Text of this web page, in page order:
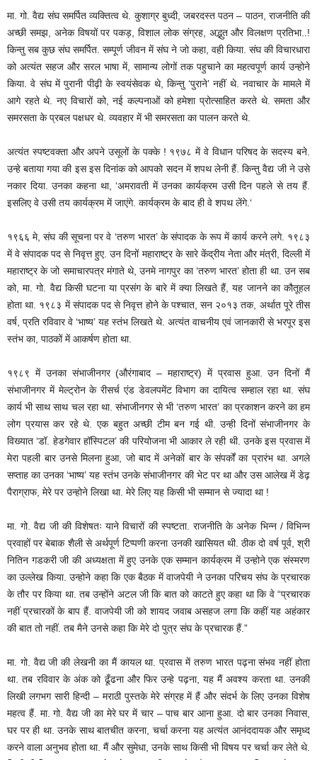
मा. गो. वैद्य संघ समर्पित व्यक्तित्व थे. कुशाग्र बुध्दी, जबरदस्त पठन – पाठन, राजनीति की
अच्छी समझ, अनेक विषयों पर पकड़, विशाल लोक संग्रह, अद्भुत और विलक्षण प्रतिभा..!
किन्तु सब कुछ संघ समर्पित. सम्पूर्ण जीवन में संघ ने जो कहा, वही किया. संघ की विचारधारा
को अत्यंत सहज और सरल भाषा में, सामान्य लोगों तक पहुचाने का महत्वपूर्ण कार्य उन्होने
किया. वे संघ में पुरानी पीढ़ी के स्वयंसेवक थे, किन्तु ‘पुराने’ नहीं थे. नवाचार के मामले में
आगे रहते थे. नए विचारों को, नई कल्पनाओं को हमेशा प्रोत्साहित करते थे. समता और
समरसता के प्रबल पक्षधर थे. व्यवहार में भी समरसता का पालन करते थे.
अत्यंत स्पष्टवक्ता और अपने उसूलों के पक्के ! १९७८ में वे विधान परिषद के सदस्य बने.
उन्हे बताया गया की इस इस दिनांक को आपको सदन में शपथ लेनी हैं. किन्तु वैद्य जी ने उसे
नकार दिया. उनका कहना था, ‘अमरावती में उनका कार्यक्रम उसी दिन पहले से तय हैं.
इसलिए वे उसी तय कार्यक्रम में जाएंगे. कार्यक्रम के बाद ही वे शपथ लेंगे.‘
१९६६ मे, संघ की सूचना पर वे ‘तरुण भारत’ के संपादक के रूप में कार्य करने लगे. १९८३
में वे संपादक पद से निवृत्त हुए. उन दिनों महाराष्ट्र के सारे केंद्रीय नेता और मंत्री, दिल्ली में
महाराष्ट्र के जो समाचारपत्र मंगाते थे, उनमे नागपुर का ‘तरुण भारत’ होता ही था. उन सब
को, मा. गो. वैद्य किसी घटना या प्रसंग के बारे में क्या लिखते हैं, यह जानने का कौतूहल
होता था. १९८३ में संपादक पद से निवृत्त होने के पश्चात, सन २०१३ तक, अर्थात पूरे तीस
वर्ष, प्रति रविवार वे ‘भाष्य’ यह स्तंभ लिखते थे. अत्यंत वाचनीय एवं जानकारी से भरपूर इस
स्तंभ का, पाठकों में आकर्षण होता था.
१९८९ में उनका संभाजीनगर (औरंगाबाद – महाराष्ट्र) में प्रवास हुआ. उन दिनों मैं
संभाजीनगर में मेल्ट्रोन के रीसर्च एंड डेवलपमेंट विभाग का दायित्व सम्हाल रहा था. संघ
कार्य भी साथ साथ चल रहा था. संभाजीनगर से भी ‘तरुण भारत’ का प्रकाशन करने का हम
लोग प्रयास कर रहे थे. एक बहुत अच्छी टीम बन गई थी. उन्ही दिनों संभाजीनगर के
विख्यात ‘डॉ. हेडगेवार हॉस्पिटल’ की परियोजना भी आकार ले रही थी. उनके इस प्रवास में
मेरा पहली बार उनसे मिलना हुआ, जो बाद में अनेकों बार के संपर्कों का प्रारंभ था. अगले
सप्ताह का उनका ‘भाष्य’ यह स्तंभ उनके संभाजीनगर की भेट पर था और उस आलेख में डेढ़
पैराग्राफ, मेरे पर उन्होने लिखा था. मेरे लिए यह किसी भी सम्मान से ज्यादा था !
मा. गो. वैद्य जी की विशेषतः याने विचारों की स्पष्टता. राजनीति के अनेक भिन्न / विभिन्न
प्रवाहों पर बेबाक शैली से अर्थपूर्ण टिप्पणी करना उनकी खासियत थी. ठीक दो वर्ष पूर्व, श्री
नितिन गडकरी जी की अध्यक्षता में हुए उनके एक सम्मान कार्यक्रम में उन्होने एक संस्मरण
का उल्लेख किया. उन्होने कहा कि एक बैठक में वाजपेयी ने उनका परिचय संघ के प्रचारक
के तौर पर किया था. तब उन्होंने अटल जी कि बात को काटते हुए कहा था कि वे “प्रचारक
नहीं प्रचारकों के बाप हैं. वाजपेयी जी को शायद जवाब असहज लगा कि कहीं यह अहंकार
की बात तो नहीं. तब मैने उनसे कहा कि मेरे दो पुत्र संघ के प्रचारक हैं.”
मा. गो. वैद्य जी की लेखनी का मैं कायल था. प्रवास में तरुण भारत पढ़ना संभव नहीं होता
था. तब रविवार के अंक को ढूँढना और फिर उन्हे पढ़ना, यह मैं अवश्य करता था. उनकी
लिखी लगभग सारी हिन्दी – मराठी पुस्तके मेरे संग्रह में हैं और संदर्भ के लिए उनका विशेष
महत्व हैं. मा. गो. वैद्य जी का मेरे घर में चार – पाच बार आना हुआ. दो बार उनका निवास,
घर पर ही था. उनके साथ बातचीत करना, चर्चा करना यह अत्यंत आनंददायक और समृध्द
करने वाला अनुभव होता था. मैं और सुमेधा, उनके साथ किसी भी विषय पर चर्चा कर लेते थे.